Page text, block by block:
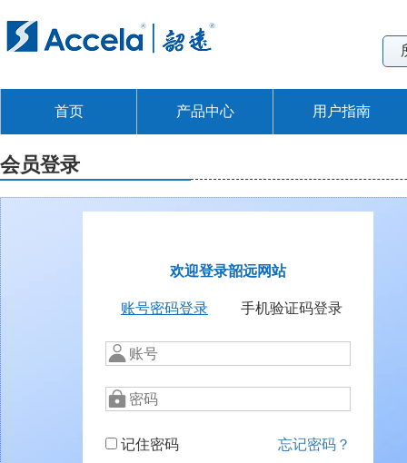
首页 产品中心 用户指南
会员登录
欢迎登录韶远网站
账号密码登录 手机验证码登录
记住密码 忘记密码？